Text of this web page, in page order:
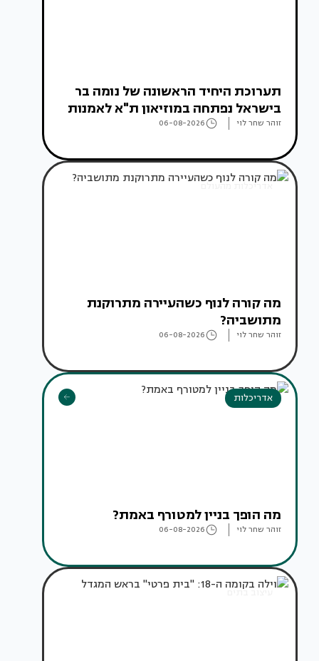
תערוכת היחיד הראשונה של נומה בר
בישראל נפתחה במוזיאון ת"א לאמנות
זוהר שחר לוי 06-08-2026
אדריכלות מהעולם
מה קורה לנוף כשהעיירה מתרוקנת
מתושביה?
זוהר שחר לוי 06-08-2026
אדריכלות
מה הופך בניין למטורף באמת?
זוהר שחר לוי 06-08-2026
עיצוב בתים